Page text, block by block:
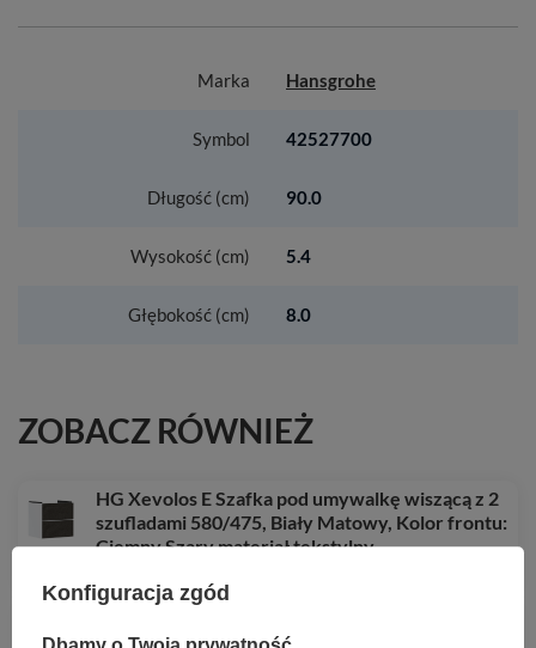
Marka Hansgrohe
Symbol 42527700
Długość (cm) 90.0
Wysokość (cm) 5.4
Głębokość (cm) 8.0
ZOBACZ RÓWNIEŻ
HG Xevolos E Szafka pod umywalkę wiszącą z 2
szufladami 580/475, Biały Matowy, Kolor frontu:
Ciemny Szary materiał tekstylny
150 CoolStart Ecosmart+ z niezamykanym kpl.
Konfiguracja zgód